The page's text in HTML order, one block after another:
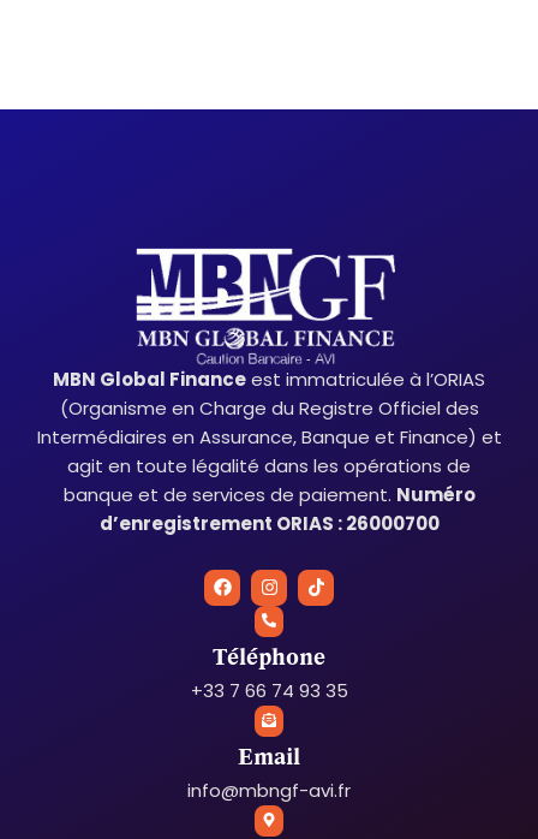
MBN Global Financeest immatriculée à l’ORIAS
(Organisme en Charge du Registre Officiel des
Intermédiaires en Assurance, Banque et Finance) et
agit en toute légalité dans les opérations de
banque et de services de paiement. Numéro
d’enregistrement ORIAS : 26000700
F
a
c
b
o
o
k
I
n
s
t
a
g
r
a
m
T
i
k
o
k
Téléphone
+33 7 66 74 93 35
Email
info@mbngf-avi.fr